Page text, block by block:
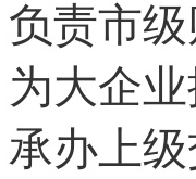
市级
企业
上级